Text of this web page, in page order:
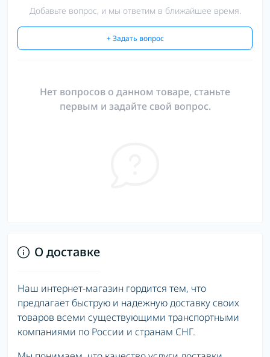
Добавьте вопрос, и мы ответим в ближайшее время.
+ Задать вопрос
Нет вопросов о данном товаре, станьте
первым и задайте свой вопрос.
О доставке
Наш интернет-магазин гордится тем, что
предлагает быструю и надежную доставку своих
товаров всеми существующими транспортными
компаниями по России и странам СНГ.